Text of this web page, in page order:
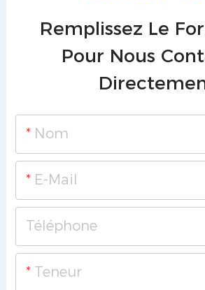
Remplissez Le
Pour Nous
Nom
E-Mail
Téléphone
Teneur